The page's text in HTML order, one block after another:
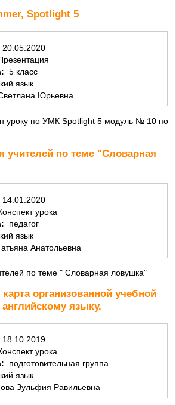
Spotlight 5
20.05.2020
5 класс
язык
Юрьевна
уроку по УМК Spotlight 5 модуль № 10 по
учителей по теме "Словарная
14.01.2020
урока
педагог
язык
Анатольевна
по теме " Словарная ловушка"
организованной учебной
языку.
18.10.2019
урока
подготовительная группа
язык
Зульфия Равильевна